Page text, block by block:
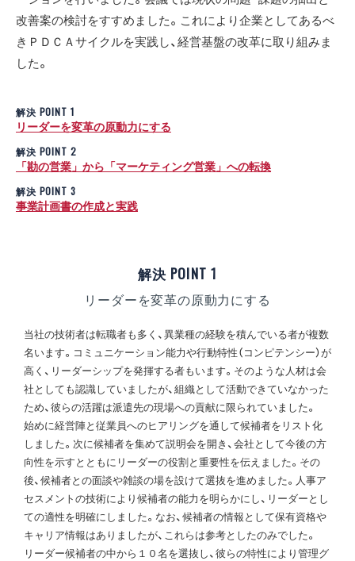
改善案の検討をすすめました。これにより企業としてあるべ
きＰＤＣＡサイクルを実践し、経営基盤の改革に取り組みま
した。
解決 POINT 1
リーダーを変革の原動力にする
解決 POINT 2
「勘の営業」から「マーケティング営業」への転換
解決 POINT 3
事業計画書の作成と実践
解決 POINT 1
リーダーを変革の原動力にする
当社の技術者は転職者も多く、異業種の経験を積んでいる者が複数
名います。コミュニケーション能力や行動特性（コンピテンシー）が
高く、リーダーシップを発揮する者もいます。そのような人材は会
社としても認識していましたが、組織として活動できていなかった
ため、彼らの活躍は派遣先の現場への貢献に限られていました。
始めに経営陣と従業員へのヒアリングを通して候補者をリスト化
しました。次に候補者を集めて説明会を開き、会社として今後の方
向性を示すとともにリーダーの役割と重要性を伝えました。その
後、候補者との面談や雑談の場を設けて選抜を進めました。人事ア
セスメントの技術により候補者の能力を明らかにし、リーダーとし
ての適性を明確にしました。なお、候補者の情報として保有資格や
キャリア情報はありましたが、これらは参考としたのみでした。
リーダー候補者の中から１０名を選抜し、彼らの特性により管理グ